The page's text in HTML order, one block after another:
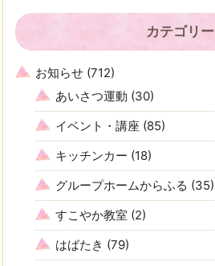
カテゴリー
お知らせ (712)
あいさつ運動 (30)
イベント・講座 (85)
キッチンカー (18)
グループホームからふる (35)
すこやか教室 (2)
はばたき (79)